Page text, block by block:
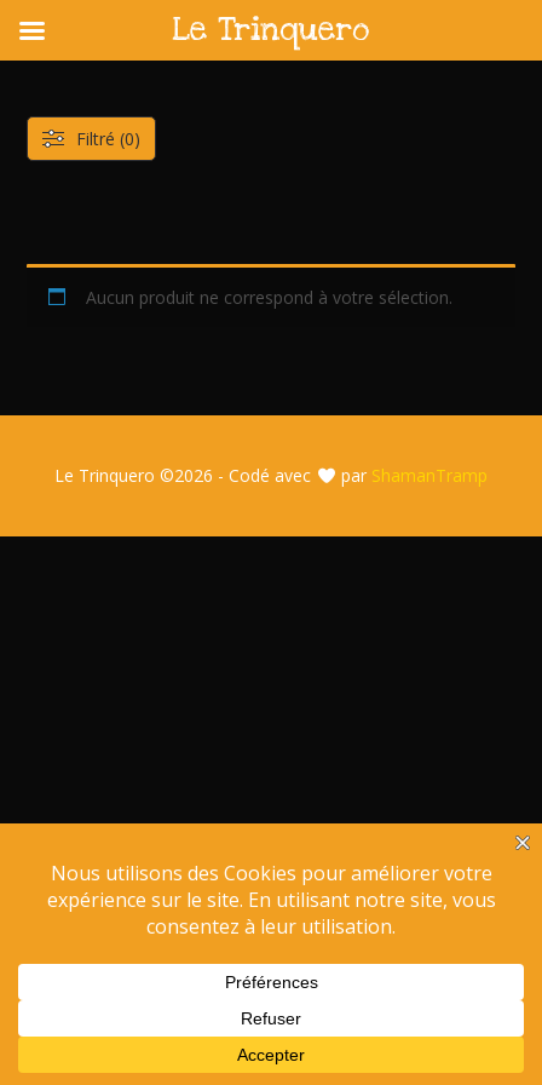
content
Aucun produit ne correspond à votre sélection.
Filtré (0)
Le Trinquero ©2026 - Codé avec par ShamanTramp
Le Trinquero